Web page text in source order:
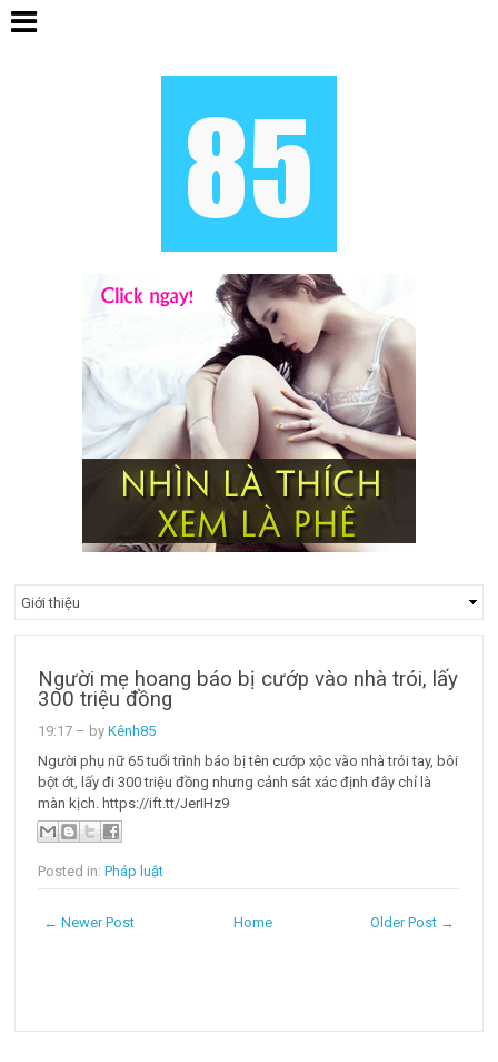
Người mẹ hoang báo bị cướp vào nhà trói, lấy
300 triệu đồng
19:17 – byKênh85
Người phụ nữ 65 tuổi trình báo bị tên cướp xộc vào nhà trói tay, bôi
bột ớt, lấy đi 300 triệu đồng nhưng cảnh sát xác định đây chỉ là
màn kịch. https://ift.tt/JerIHz9
Posted in:Pháp luật
← Newer Post Older Post →
Home